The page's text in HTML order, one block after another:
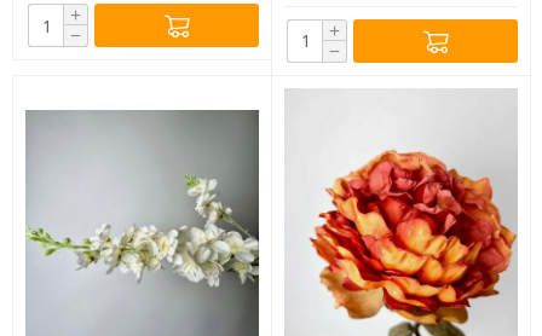
+
− +
−